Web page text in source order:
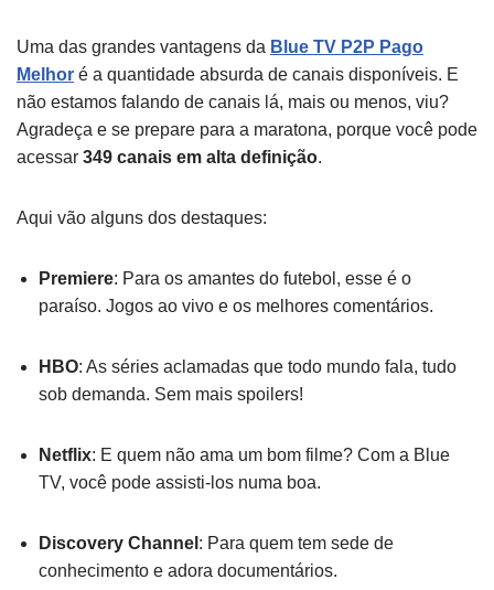
Uma das grandes vantagens da Blue TV P2P Pago
Melhor é a quantidade absurda de canais disponíveis. E
não estamos falando de canais lá, mais ou menos, viu?
Agradeça e se prepare para a maratona, porque você pode
acessar 349 canais em alta definição.
Aqui vão alguns dos destaques:
Premiere: Para os amantes do futebol, esse é o
paraíso. Jogos ao vivo e os melhores comentários.
HBO: As séries aclamadas que todo mundo fala, tudo
sob demanda. Sem mais spoilers!
Netflix: E quem não ama um bom filme? Com a Blue
TV, você pode assisti-los numa boa.
Discovery Channel : Para quem tem sede de
conhecimento e adora documentários.